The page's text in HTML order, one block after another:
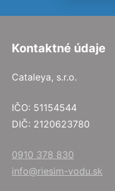
Kontaktné údaje
Cataleya, s.r.o.
IČO: 51154544
DIČ: 2120623780
0910 378 830
info@riesim-vodu.sk